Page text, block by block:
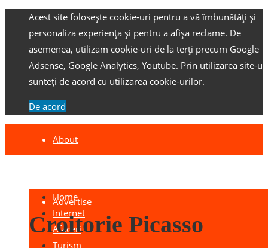
Acest site folosește cookie-uri pentru a vă îmbunătăți și
personaliza experiența și pentru a afișa reclame. De
asemenea, utilizam cookie-uri de la terți precum Google
Adsense, Google Analytics, Youtube. Prin utilizarea site-
sunteți de acord cu utilizarea cookie-urilor.
De acord
About
Advertise
Home
Internet
Afaceri
Turism
Croitorie Picasso